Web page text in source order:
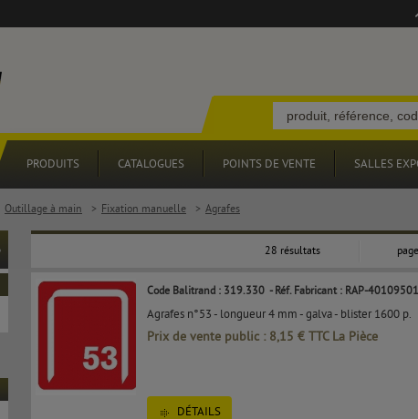
PRODUITS CATALOGUES POINTS DE VENTE SALLES
Outillage à main > Fixation manuelle > Agrafes
28 résultats
Code Balitrand : 319.330 - Réf. Fabricant : RAP-40109501
Agrafes n°53 - longueur 4 mm - galva - blister 1600 p.
Prix de vente public : 8,15 € TTC La Pièce
DÉTAILS